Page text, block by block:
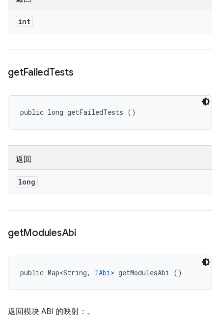
int
getFailedTests
public long getFailedTests ()
返回
long
getModulesAbi
public Map<String, IAbi> getModulesAbi ()
返回模块 ABI 的映射： 。